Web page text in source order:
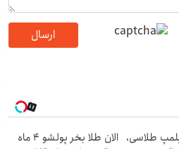
ارسال
طلاسی،
الان طلا بخر پولشو 4 ماه